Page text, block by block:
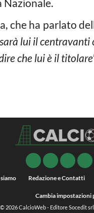
Nazionale.
che ha parlato
lui il
che lui è il
Redazione e Contatti
Cambia impostazioni
© 2026CalcioWeb- Editore Socedit